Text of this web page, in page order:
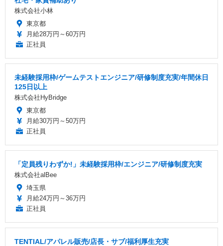
株式会社小林
東京都
月給28万円～60万円
正社員
未経験採用枠/ゲームテストエンジニア/研修制度充実/年間休日
125日以上
株式会社HyBridge
東京都
月給30万円～50万円
正社員
「定員残りわずか!」未経験採用枠/エンジニア/研修制度充実
株式会社alBee
埼玉県
月給24万円～36万円
正社員
TENTIAL/アパレル販売/店長・サブ/福利厚生充実